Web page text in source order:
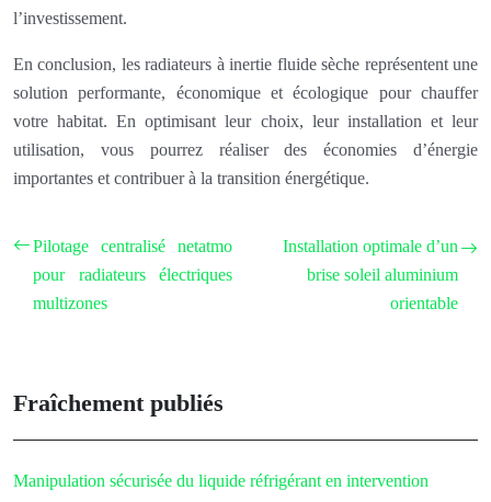
l’investissement.
En conclusion, les radiateurs à inertie fluide sèche représentent une
solution performante, économique et écologique pour chauffer
votre habitat. En optimisant leur choix, leur installation et leur
utilisation, vous pourrez réaliser des économies d’énergie
importantes et contribuer à la transition énergétique.
Pilotage centralisé netatmo
pour radiateurs électriques
multizones
Installation optimale d’un
brise soleil aluminium
orientable
Fraîchement publiés
Manipulation sécurisée du liquide réfrigérant en intervention